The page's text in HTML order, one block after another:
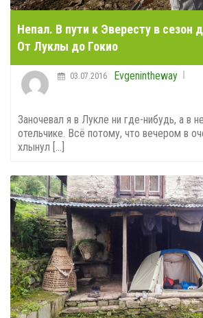
Непал. В пути к Эвересту в сезон
От Луклы до Гокио
Evgenintheway
03.07.2016
Заночевал я в Лукле ни где-нибудь, а в
отельчике. Всё потому, что вечером в
хлынул [...]